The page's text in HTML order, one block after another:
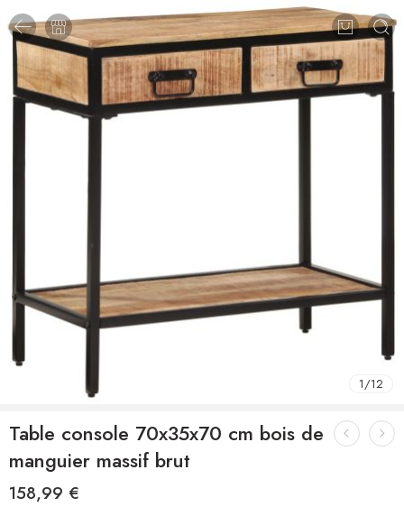
1/12
Table console 70x35x70 cm bois de
manguier massif brut
158,99 €